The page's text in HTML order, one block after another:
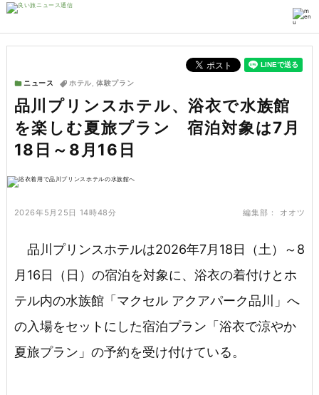
ニュース ホテル, 体験プラン
品川プリンスホテル、浴衣で水族館
を楽しむ夏旅プラン 宿泊対象は7月
18日～8月16日
2026年5月25日 14時48分 編集部： オオツ
品川プリンスホテルは2026年7月18日（土）～8
月16日（日）の宿泊を対象に、浴衣の着付けとホ
テル内の水族館「マクセル アクアパーク品川」へ
の入場をセットにした宿泊プラン「浴衣で涼やか
夏旅プラン」の予約を受け付けている。